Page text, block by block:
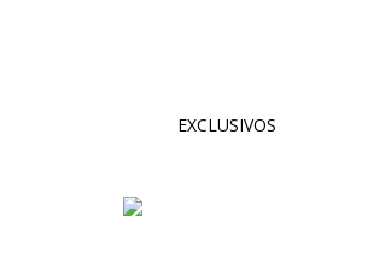
EXCLUSIVOS